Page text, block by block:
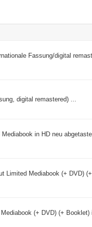
Fassung/digital
digital remastered) ...
in HD neu
Limited Mediabook (+ DVD) (+
(+ DVD) (+ Booklet)